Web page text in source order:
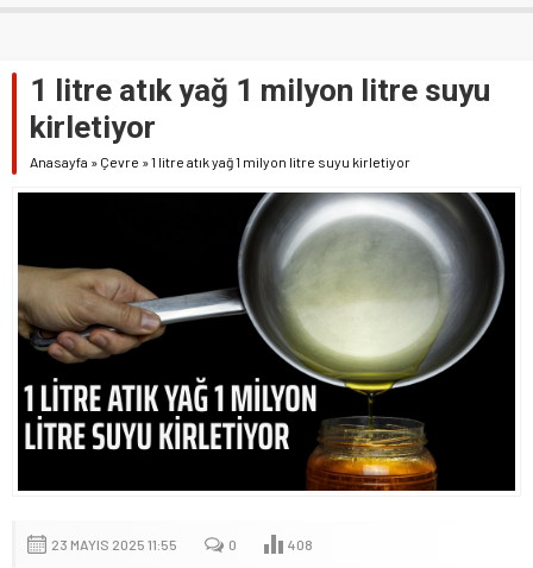
1 litre atık yağ 1 milyon litre suyu
kirletiyor
Anasayfa » Çevre »1 litre atık yağ 1 milyon litre suyu kirletiyor
23 MAYIS 2025 11:55 0 408